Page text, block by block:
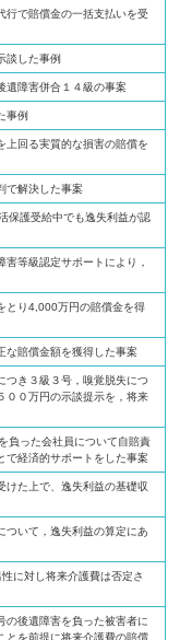
行で賠償金の一括支払いを受
談した事例
遺障害併合１４級の事案
事例
上回る実質的な損害の賠償を
で解決した事案
保護受給中でも逸失利益が認
等級認定サポートにより，
とり4,000万円の賠償金を得
な賠償金額を獲得した事案
つき３級３号，嗅覚脱失につ
００万円の示談提示を，将来
負った会社員について自賠責
で経済的サポートをした事案
けた上で、逸失利益の基礎収
ついて，逸失利益の算定にあ
に対し将来介護費は否定さ
の後遺障害を負った被害者に